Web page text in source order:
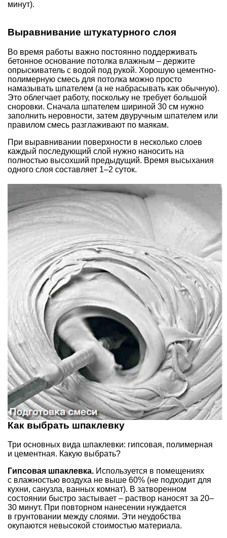
минут).
Выравнивание штукатурного слоя
Во время работы важно постоянно поддерживать
бетонное основание потолка влажным – держите
опрыскиватель с водой под рукой. Хорошую цементно-
полимерную смесь для потолка можно просто
намазывать шпателем (а не набрасывать как обычную).
Это облегчает работу, поскольку не требует большой
сноровки. Сначала шпателем шириной 30 см нужно
заполнить неровности, затем двуручным шпателем или
правилом смесь разглаживают по маякам.
При выравнивании поверхности в несколько слоев
каждый последующий слой нужно наносить на
полностью высохший предыдущий. Время высыхания
одного слоя составляет 1–2 суток.
Как выбрать шпаклевку
Три основных вида шпаклевки: гипсовая, полимерная
и цементная. Какую выбрать?
Гипсовая шпаклевка. Используется в помещениях
с влажностью воздуха не выше 60% (не подходит для
кухни, санузла, ванных комнат). В затворенном
состоянии быстро застывает – раствор наносят за 20–
30 минут. При повторном нанесении нуждается
в грунтовании между слоями. Эти неудобства
окупаются невысокой стоимостью материала.